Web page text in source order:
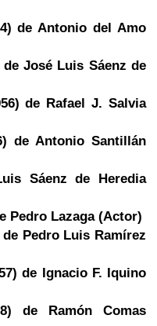
de Antonio del Amo
José Luis Sáenz de
de Rafael J. Salvia
de Antonio Santillán
Sáenz de Heredia
Pedro Lazaga (Actor)
Pedro Luis Ramírez
de Ignacio F. Iquino
de Ramón Comas